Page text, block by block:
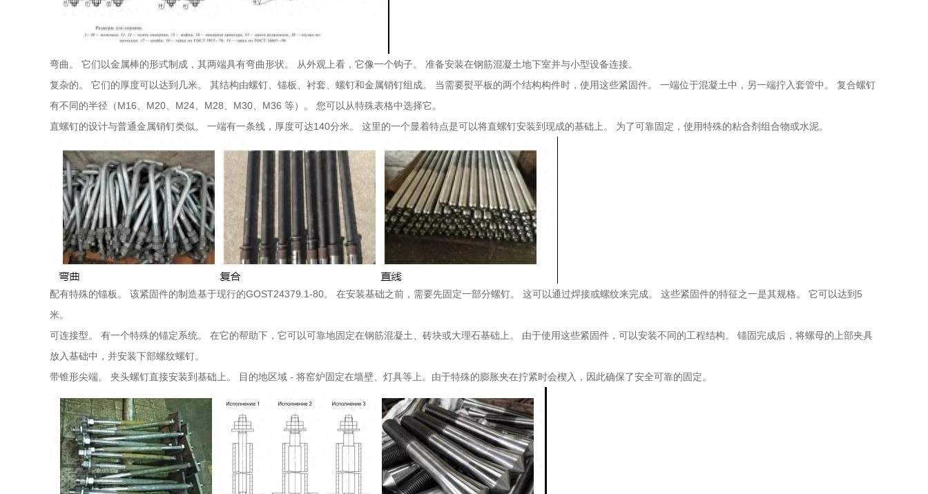
弯曲。 它们以金属棒的形式制成，其两端具有弯曲形状。 从外观上看，它像一个钩子。 准备安装在钢筋混凝土地下室并与小型设备连接。
复杂的。 它们的厚度可以达到几米。 其结构由螺钉、锚板、衬套、螺钉和金属销钉组成。 当需要熨平板的两个结构构件时，使用这些紧固件。 一端位于混凝土中，另一端拧入套管中。 复合螺钉
有不同的半径（M16、M20、M24、M28、M30、M36 等）。 您可以从特殊表格中选择它。
直螺钉的设计与普通金属销钉类似。 一端有一条线，厚度可达140分米。 这里的一个显着特点是可以将直螺钉安装到现成的基础上。 为了可靠固定，使用特殊的粘合剂组合物或水泥。
配有特殊的锚板。 该紧固件的制造基于现行的GOST24379.1-80。 在安装基础之前，需要先固定一部分螺钉。 这可以通过焊接或螺纹来完成。 这些紧固件的特征之一是其规格。 它可以达到5
米。
可连接型。 有一个特殊的锚定系统。 在它的帮助下，它可以可靠地固定在钢筋混凝土、砖块或大理石基础上。 由于使用这些紧固件，可以安装不同的工程结构。 锚固完成后，将螺母的上部夹具
放入基础中，并安装下部螺纹螺钉。
带锥形尖端。 夹头螺钉直接安装到基础上。 目的地区域 - 将窑炉固定在墙壁、灯具等上。由于特殊的膨胀夹在拧紧时会楔入，因此确保了安全可靠的固定。